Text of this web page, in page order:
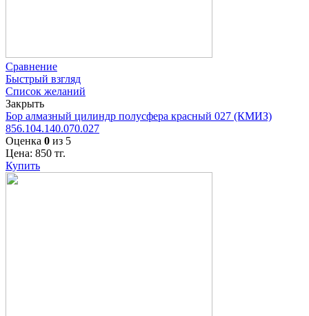
Сравнение
Быстрый взгляд
Список желаний
Закрыть
Бор алмазный цилиндр полусфера красный 027 (КМИЗ)
856.104.140.070.027
Оценка 0 из 5
Цена: 850 тг.
Купить